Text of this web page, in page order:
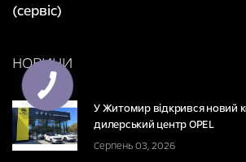
(сервіс)
НОВИНИ
У Житомир відкрився новий
дилерський центр OPEL
Серпень 03, 2026